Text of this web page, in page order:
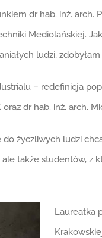
dr hab. inż.
Mediolańskiej.
ludzi,
– redefinicja
dr hab. inż. arch.
życzliwych ludzi
także studentów,
Laureatka